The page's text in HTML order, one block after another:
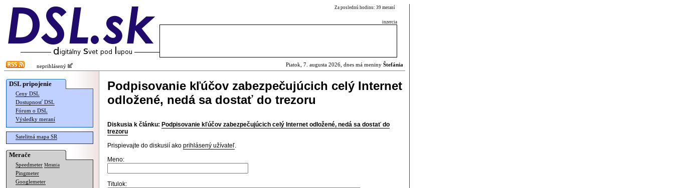
Za poslednú hodinu: 39 meraní
inzercia
neprihlásený Piatok, 7. augusta 2026, dnes má meniny Štefánia
DSL pripojenie
Ceny DSL
Dostupnosť DSL
Fórum o DSL
Výsledky meraní
Satelitná mapa SR
Merače
Speedmeter Merania
Pingmeter
Googlemeter
Podpisovanie kľúčov zabezpečujúcich celý Internet
odložené, nedá sa dostať do trezoru
Diskusia k článku: Podpisovanie kľúčov zabezpečujúcich celý Internet odložené, nedá sa dostať do
trezoru
Prispievajte do diskusií ako prihlásený užívateľ.
Meno:
Titulok: